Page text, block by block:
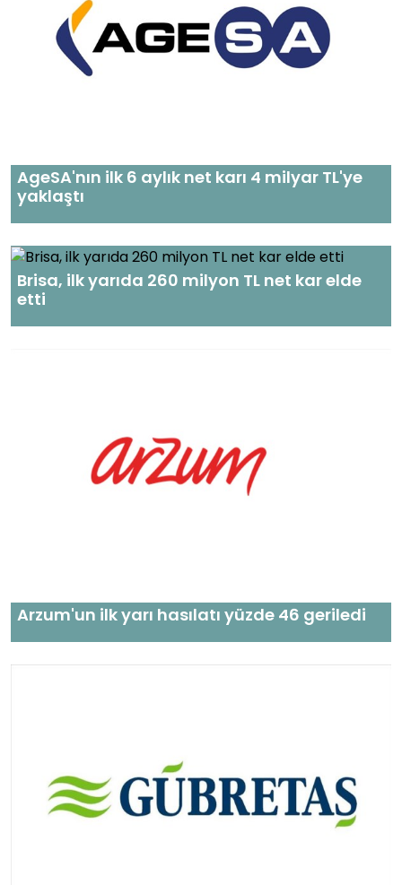
AgeSA'nın ilk 6 aylık net karı 4 milyar TL'ye
yaklaştı
Brisa, ilk yarıda 260 milyon TL net kar elde
etti
Arzum'un ilk yarı hasılatı yüzde 46 geriledi